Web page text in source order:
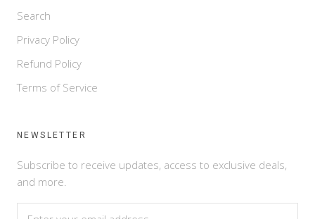
Search
Privacy Policy
Refund Policy
Terms of Service
NEWSLETTER
Subscribe to receive updates, access to exclusive deals,
and more.